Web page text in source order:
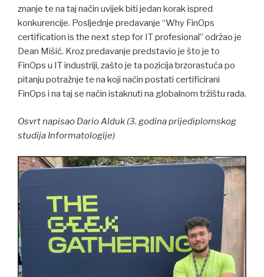
znanje te na taj način uvijek biti jedan korak ispred
konkurencije. Posljednje predavanje “Why FinOps
certification is the next step for IT profesional” održao je
Dean Mišić. Kroz predavanje predstavio je što je to
FinOps u IT industriji, zašto je ta pozicija brzorastuća po
pitanju potražnje te na koji način postati certificirani
FinOps i na taj se način istaknuti na globalnom tržištu rada.
Osvrt napisao Dario Alduk (3. godina prijediplomskog
studija Informatologije)